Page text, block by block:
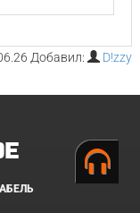
Добавил: D!zzy